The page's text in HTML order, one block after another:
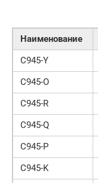
Наименование
С945-Y
С945-O
С945-R
С945-Q
С945-P
C945-K